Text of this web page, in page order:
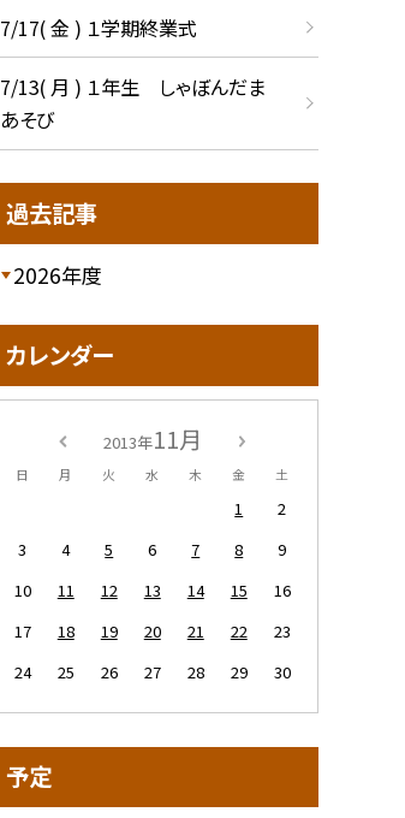
7/17( 金 ) １学期終業式
7/13( 月 ) １年生 しゃぼんだま
あそび
過去記事
2026年度
カレンダー
2013年11月
日 月 火 水 木 金 土
1
2
3
4 5 6 7 8
9
10
11 12 13 14 15
16
17
18 19 20 21 22
23
24
25 26 27 28 29 30
予定